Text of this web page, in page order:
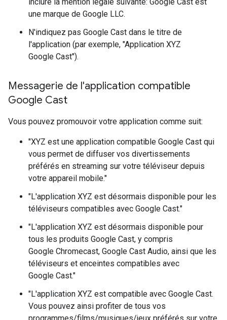
une marque de Google LLC.
N'indiquez pas Google Cast dans le titre de
l'application (par exemple, "Application XYZ
Google Cast").
Messagerie de l'application compatible
Google Cast
Vous pouvez promouvoir votre application comme suit:
"XYZ est une application compatible Google Cast qui
vous permet de diffuser vos divertissements
préférés en streaming sur votre téléviseur depuis
votre appareil mobile."
"L'application XYZ est désormais disponible pour les
téléviseurs compatibles avec Google Cast."
"L'application XYZ est désormais disponible pour
tous les produits Google Cast, y compris
Google Chromecast, Google Cast Audio, ainsi que les
téléviseurs et enceintes compatibles avec
Google Cast."
"L'application XYZ est compatible avec Google Cast.
Vous pouvez ainsi profiter de tous vos